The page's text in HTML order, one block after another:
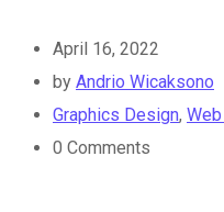
April 16, 2022
by Andrio Wicaksono
Graphics Design,
0 Comments